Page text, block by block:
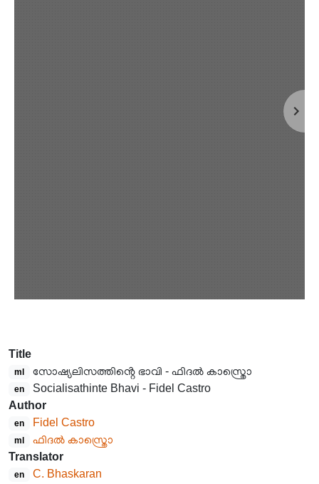
Title
ml സോഷ്യലിസത്തിൻ്റെ ഭാവി - ഫിദൽ കാസ്ത്രൊ
en
Socialisathinte Bhavi - Fidel Castro
Author
en Fidel Castro
ml
ഫിദൽ കാസ്ത്രൊ
Translator
en C. Bhaskaran